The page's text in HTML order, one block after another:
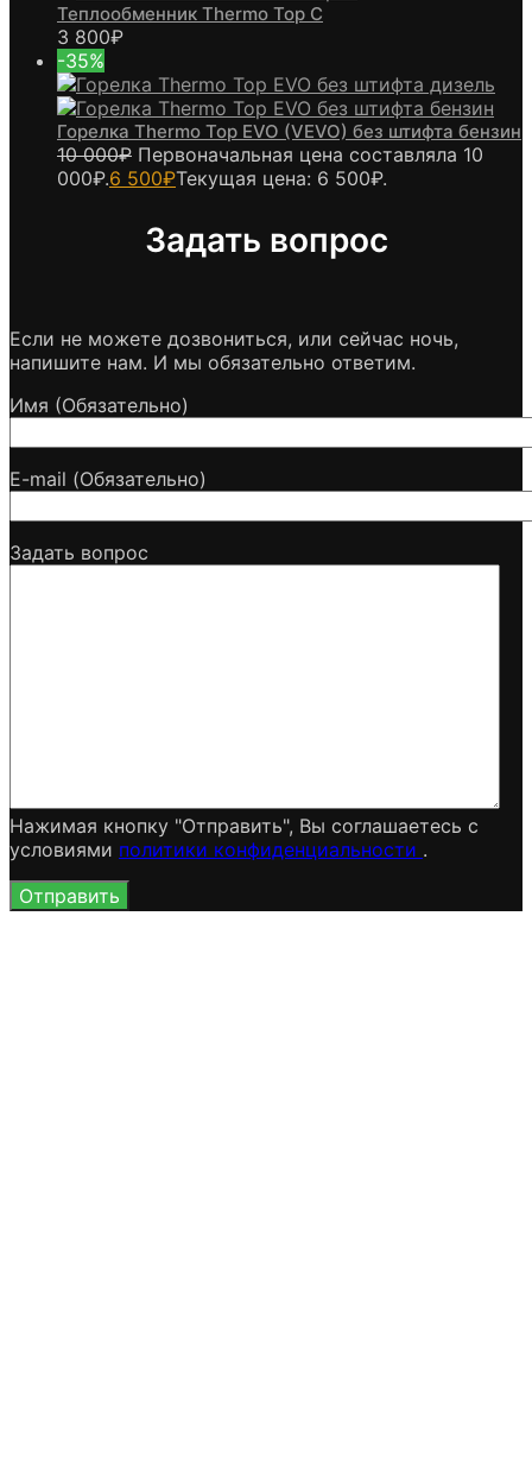
Теплообменник Thermo Top C
3 800₽
-35%
Горелка Thermo Top EVO (VEVO) без штифта бензин
10 000₽ Первоначальная цена составляла 10
000₽.6 500₽Текущая цена: 6 500₽.
Задать вопрос
Если не можете дозвониться, или сейчас ночь,
напишите нам. И мы обязательно ответим.
Имя (Обязательно)
E-mail (Обязательно)
Задать вопрос
Нажимая кнопку "Отправить", Вы соглашаетесь c
условиями политики конфиденциальности .